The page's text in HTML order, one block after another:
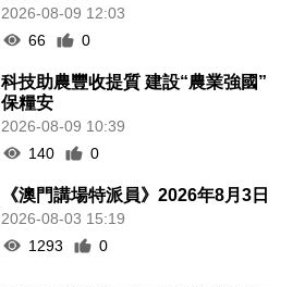
2026-08-09 12:03
66
0
科技助農豐收提質 建設“農業強國”
保糧安
2026-08-09 10:39
140
0
《澳門講場特派員》2026年8月3日
2026-08-03 15:19
1293
0